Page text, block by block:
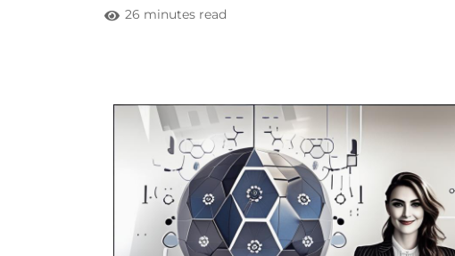
26 minutes read